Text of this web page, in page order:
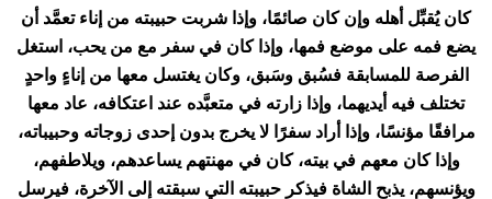
كان يُقبِّل أهله وإن كان صائمًا، وإذا شربت حبيبته من إناء تعمَّد أن
يضع فمه على موضع فمها، وإذا كان في سفر مع من يحب، استغل
الفرصة للمسابقة فسُبق وسَبق، وكان يغتسل معها من إناءٍ واحدٍ
تختلف فيه أيديهما، وإذا زارته في متعبَّده عند اعتكافه، عاد معها
مرافقًا مؤنسًا، وإذا أراد سفرًا لا يخرج بدون إحدى زوجاته وحبيباته،
وإذا كان معهم في بيته، كان في مهنتهم يساعدهم، ويلاطفهم،
ويؤنسهم، يذبح الشاة فيذكر حبيبته التي سبقته إلى الآخرة، فيرسل